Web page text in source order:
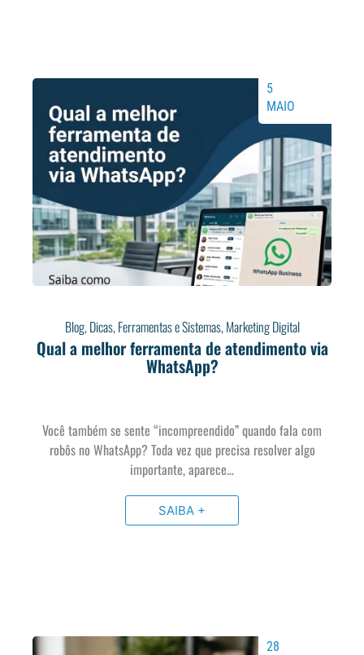
Blog,Dicas,Ferramentas e Sistemas,Marketing Digital
Qual a melhor ferramenta de atendimento via
WhatsApp?
5
MAIO
Você também se sente “incompreendido” quando fala com
robôs no WhatsApp? Toda vez que precisa resolver algo
importante, aparece…
SAIBA +
28